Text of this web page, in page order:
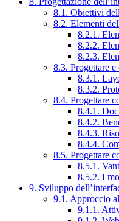
8.1. Obiettivi
8.2. Elementi
8.2.1.
8.2.2.
8.2.3.
8.3. Progettare
8.3.1.
8.3.2.
8.4. Progettare
8.4.1.
8.4.2.
8.4.3.
8.4.4.
8.5. Progettare
8.5.1.
8.5.2. I
9. Sviluppo
9.1. Approccio
9.1.1.